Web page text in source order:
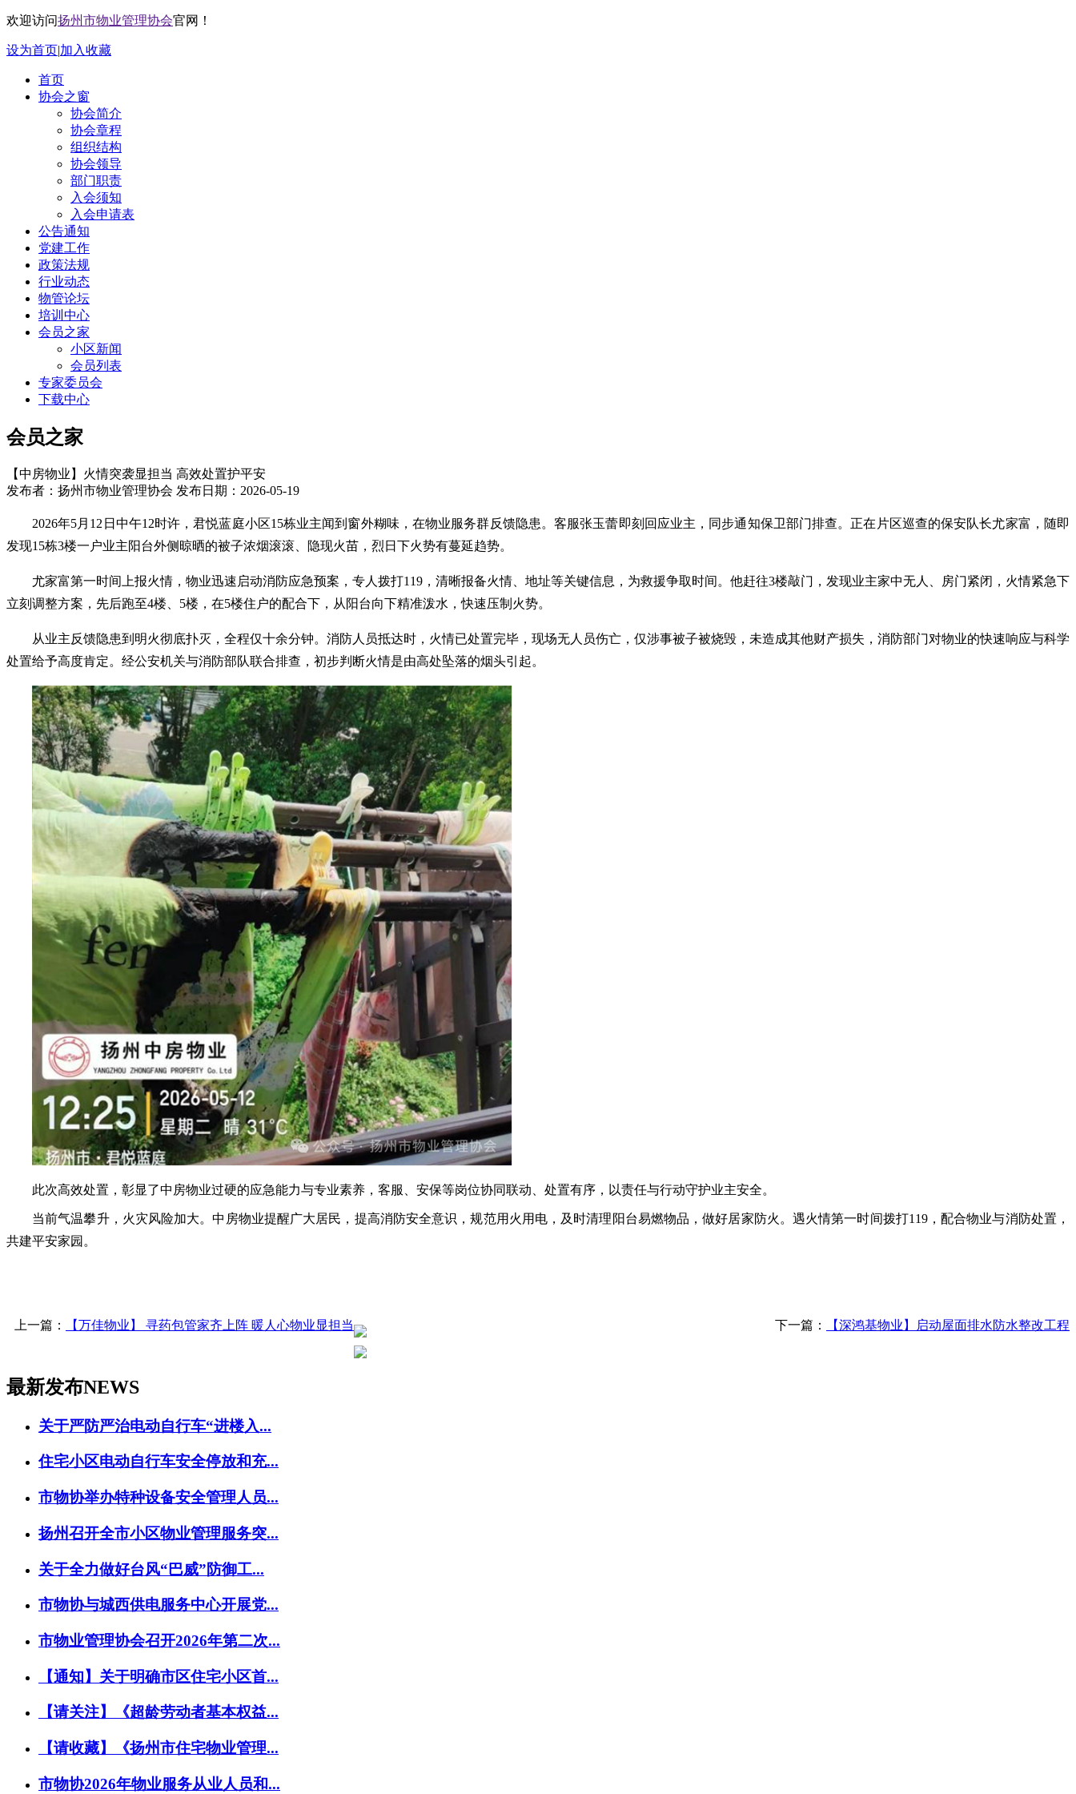
欢迎访问扬州市物业管理协会官网！
设为首页|加入收藏
首页
协会之窗
协会简介
协会章程
组织结构
协会领导
部门职责
入会须知
入会申请表
公告通知
党建工作
政策法规
行业动态
物管论坛
培训中心
会员之家
小区新闻
会员列表
专家委员会
下载中心
会员之家
【中房物业】火情突袭显担当 高效处置护平安
发布者：扬州市物业管理协会 发布日期：2026-05-19
2026年5月12日中午12时许，君悦蓝庭小区15栋业主闻到窗外糊味，在物业服务群反馈隐患。客服张玉蕾即刻回应业主，同步通知保卫部门排查。正在片区巡查的保安队长尤家富，随即
发现15栋3楼一户业主阳台外侧晾晒的被子浓烟滚滚、隐现火苗，烈日下火势有蔓延趋势。
尤家富第一时间上报火情，物业迅速启动消防应急预案，专人拨打119，清晰报备火情、地址等关键信息，为救援争取时间。他赶往3楼敲门，发现业主家中无人、房门紧闭，火情紧急下
立刻调整方案，先后跑至4楼、5楼，在5楼住户的配合下，从阳台向下精准泼水，快速压制火势。
从业主反馈隐患到明火彻底扑灭，全程仅十余分钟。消防人员抵达时，火情已处置完毕，现场无人员伤亡，仅涉事被子被烧毁，未造成其他财产损失，消防部门对物业的快速响应与科学
处置给予高度肯定。经公安机关与消防部队联合排查，初步判断火情是由高处坠落的烟头引起。
此次高效处置，彰显了中房物业过硬的应急能力与专业素养，客服、安保等岗位协同联动、处置有序，以责任与行动守护业主安全。
当前气温攀升，火灾风险加大。中房物业提醒广大居民，提高消防安全意识，规范用火用电，及时清理阳台易燃物品，做好居家防火。遇火情第一时间拨打119，配合物业与消防处置，
共建平安家园。
上一篇： 【万佳物业】 寻药包管家齐上阵 暖人心物业显担当 下一篇： 【深鸿基物业】启动屋面排水防水整改工程
最新发布NEWS
关于严防严治电动自行车“进楼入...
住宅小区电动自行车安全停放和充...
市物协举办特种设备安全管理人员...
扬州召开全市小区物业管理服务突...
关于全力做好台风“巴威”防御工...
市物协与城西供电服务中心开展党...
市物业管理协会召开2026年第二次...
【通知】关于明确市区住宅小区首...
【请关注】《超龄劳动者基本权益...
【请收藏】《扬州市住宅物业管理...
市物协2026年物业服务从业人员和...